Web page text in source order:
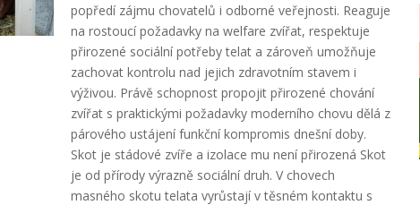
popředí zájmu chovatelů i odborné veřejnosti. Reaguje
na rostoucí požadavky na welfare zvířat, respektuje
přirozené sociální potřeby telat a zároveň umožňuje
zachovat kontrolu nad jejich zdravotním stavem i
výživou. Právě schopnost propojit přirozené chování
zvířat s praktickými požadavky moderního chovu dělá z
párového ustájení funkční kompromis dnešní doby.
Skot je stádové zvíře a izolace mu není přirozená Skot
je od přírody výrazně sociální druh. V chovech
masného skotu telata vyrůstají v těsném kontaktu s